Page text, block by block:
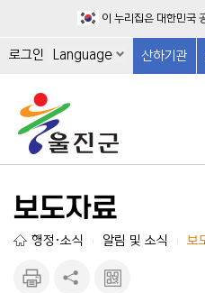
이 누리집은 대한민국
로그인 Language 산하기관
보도자료
행정·소식 알림 및 소식 보